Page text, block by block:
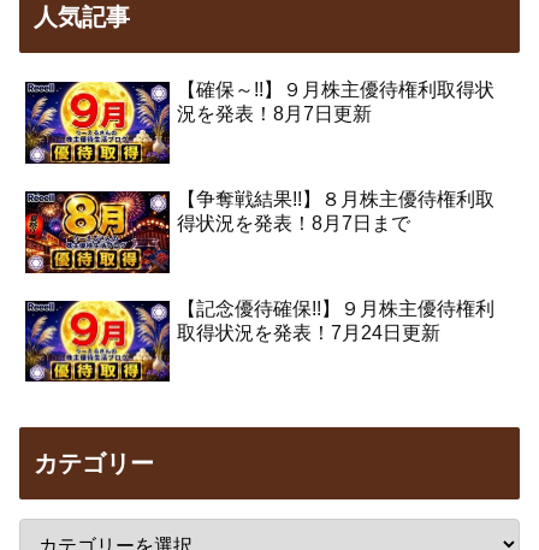
人気記事
【確保～!!】９月株主優待権利取得状
況を発表！8月7日更新
【争奪戦結果!!】８月株主優待権利取
得状況を発表！8月7日まで
【記念優待確保!!】９月株主優待権利
取得状況を発表！7月24日更新
カテゴリー